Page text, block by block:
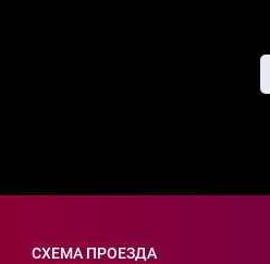
СХЕМА ПРОЕЗДА